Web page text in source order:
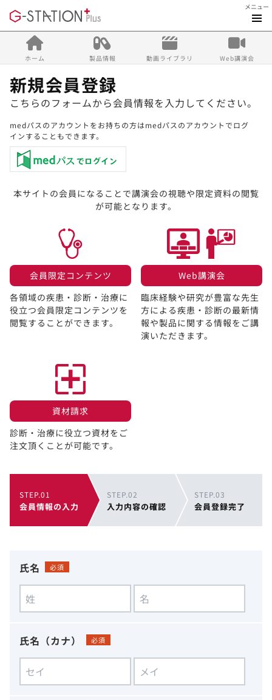
メニュー
ホーム 製品情報 動画ライブラリ Web講演会
新規会員登録
こちらのフォームから会員情報を入力してください。
medパスのアカウントをお持ちの方はmedパスのアカウントでログ
インすることもできます。
本サイトの会員になることで講演会の視聴や限定資料の閲覧
が可能となります。
会員限定コンテンツ​
各領域の疾患・診断・治療に
役立つ会員限定コンテンツを
閲覧することができます。​
Web講演会​
臨床経験や研究が豊富な先生
方による疾患・診断の最新情
報や製品に関する情報をご講
演いただきます。
資材請求​
診断・治療に役立つ資材をご
注文頂くことが可能です。
STEP.01
会員情報の入力
STEP.02
入力内容の確認
STEP.03
会員登録完了
氏名 必須
氏名（カナ） 必須